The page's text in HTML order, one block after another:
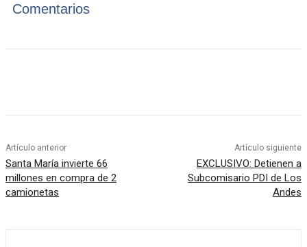
Comentarios
Artículo anterior
Santa María invierte 66
millones en compra de 2
camionetas
Artículo siguiente
EXCLUSIVO: Detienen a
Subcomisario PDI de Los
Andes